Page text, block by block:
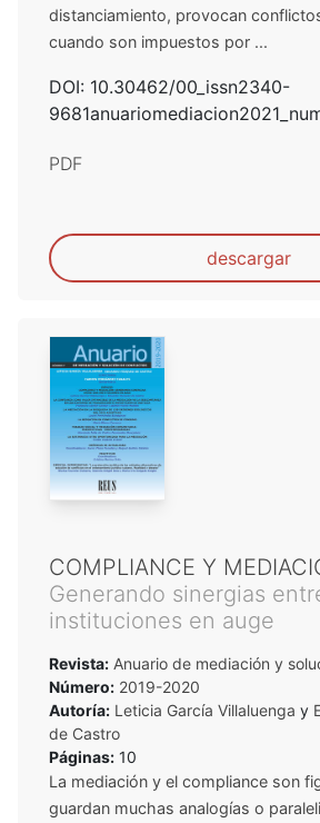
distanciamiento, provocan
cuando son impuestos por ...
DOI: 10.30462/00_issn2340-
PDF
descargar
COMPLIANCE Y
Generando sinergias
instituciones en auge
Revista: Anuario de mediación y
Número: 2019-2020
Autoría: Leticia García Villaluenga y
de Castro
Páginas: 10
La mediación y el compliance son
guardan muchas analogías o